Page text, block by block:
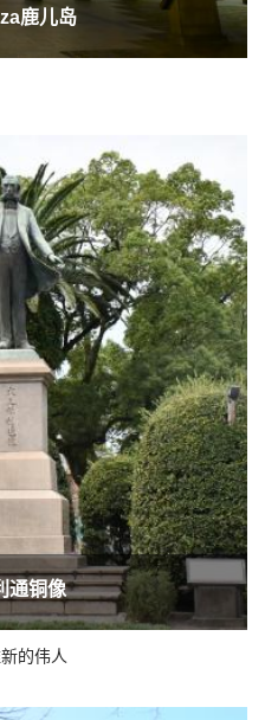
鹿儿岛
通铜像
的伟人